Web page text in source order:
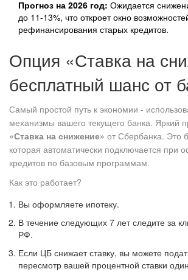
Прогноз на 2026 год: Ожидается
до 11-13%, что откроет окно
рефинансирования старых кредитов.
Опция «Ставка на
бесплатный шанс от
Самый простой путь к экономии -
механизмы вашего текущего банка. Яркий
«Ставка на снижение» от Сбербанка. Это
которая автоматически подключается при
кредитов по базовым программам.
Как это работает?
Вы оформляете ипотеку.
В течение следующих 7 лет следите за
РФ.
Если ЦБ снижает ставку, вы можете
пересмотр вашей процентной ставки